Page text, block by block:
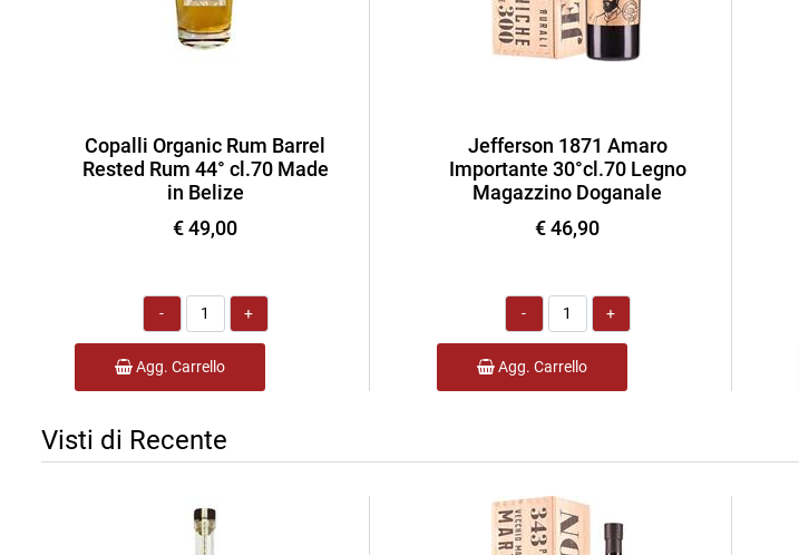
Copalli Organic Rum Barrel
Rested Rum 44° cl.70 Made
in Belize
€ 49,00
Quantità
Agg. Carrello
Jefferson 1871 Amaro
Importante 30°cl.70 Legno
Magazzino Doganale
€ 46,90
Quantità
Agg. Carrello
Visti di Recente